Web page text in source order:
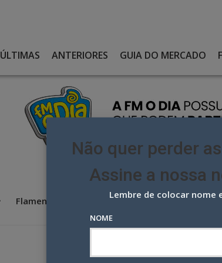
ÚLTIMAS ANTERIORES GUIA DO MERCADO
Flamengo apresenta nova estratégia de
Não quer perder
Assine a nossa
Lembre de colocar nome
NOME